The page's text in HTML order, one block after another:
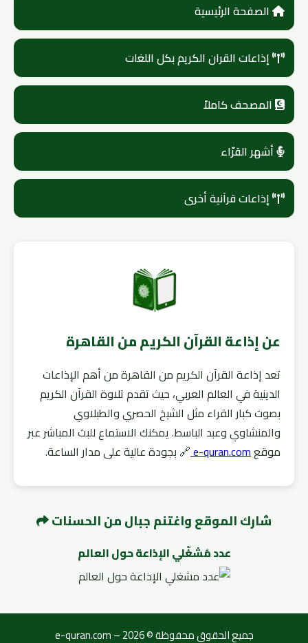
الصفحة الرئيسية
إذاعات القران الكريم بكل اللغات
المصحف كاملاً
أشهر القرّاء
إذاعات قرآنية أخرى
عن إذاعة القرآن الكريم من القاهرة
تعد إذاعة القرآن الكريم من القاهرة من أهم الإذاعات
الدينية في العالم العربي، حيث تقدم تلاوة القرآن الكريم
بصوت كبار القراء مثل الشيخ الحصري والطبلاوي
والمنشاوي وعبد الباسط. يمكنك الاستماع للبث المباشر عبر
موقعe-quran.com🔗 بجودة عالية على مدار الساعة.
شارك الموقع واغتنم جبال من الحسنات
عدد مُشغّلي الإذاعة حول العالم
جميع الحقوق محفوظة © 2026 – e-quran.com